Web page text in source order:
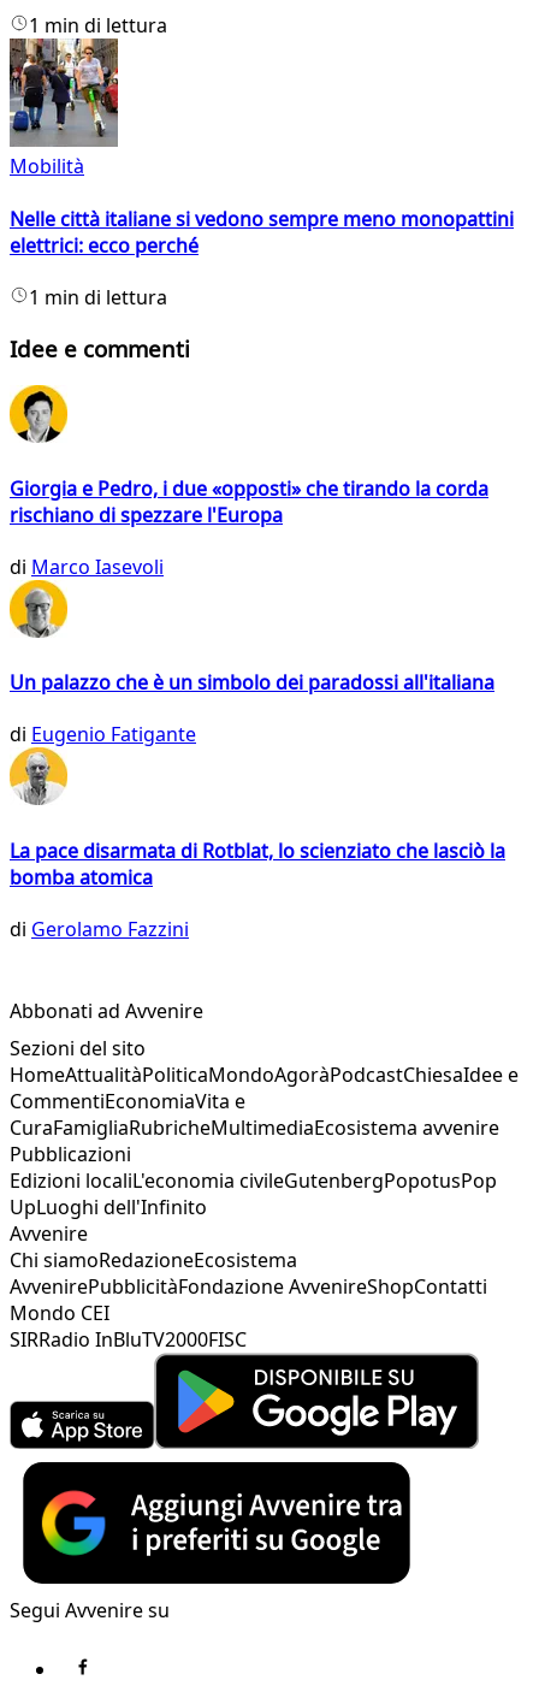
1 min di lettura
Mobilità
Nelle città italiane si vedono sempre meno monopattini
elettrici: ecco perché
1 min di lettura
Idee e commenti
Giorgia e Pedro, i due «opposti» che tirando la corda
rischiano di spezzare l'Europa
di Marco Iasevoli
Un palazzo che è un simbolo dei paradossi all'italiana
di Eugenio Fatigante
La pace disarmata di Rotblat, lo scienziato che lasciò la
bomba atomica
di Gerolamo Fazzini
Abbonati ad Avvenire
Sezioni del sito
HomeAttualitàPoliticaMondoAgoràPodcastChiesaIdee e
CommentiEconomiaVita e
CuraFamigliaRubricheMultimediaEcosistema avvenire
Pubblicazioni
Edizioni localiL'economia civileGutenbergPopotusPop
UpLuoghi dell'Infinito
Avvenire
Chi siamoRedazioneEcosistema
AvvenirePubblicitàFondazione AvvenireShopContatti
Mondo CEI
SIRRadio InBluTV2000FISC
Segui Avvenire su